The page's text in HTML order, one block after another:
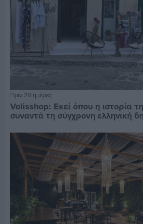
Πριν 20 ημέρες
Volisshop: Εκεί όπου η ιστορία
συναντά τη σύγχρονη ελληνική